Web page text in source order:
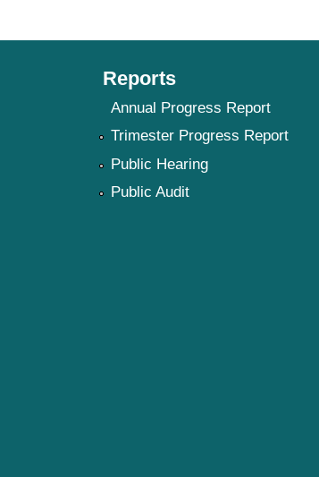
Reports
Annual Progress Report
Trimester Progress Report
Public Hearing
Public Audit